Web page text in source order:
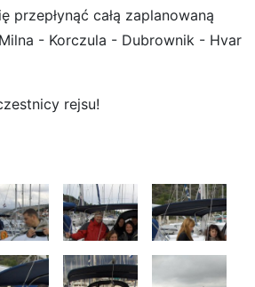
przepłynąć całą zaplanowaną
- Korczula - Dubrownik - Hvar
rejsu!